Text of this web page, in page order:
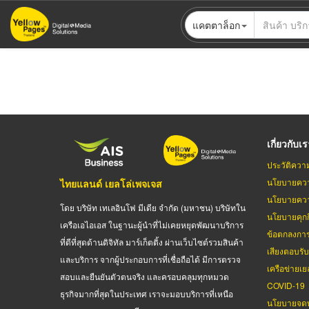
ข้าม
ไป
แคตตาล็อก
ไทยแลนด์ เยลโล่เพจเจส
โดย บริษัท เทเลอินโฟ มีเดีย จำกัด (มหาชน) บริษัทใน
เครือเอไอเอส ในฐานะผู้นำที่ไม่เคยหยุดพัฒนาบริการ
ที่ดีที่สุดด้านดิจิทัล มาร์เก็ตติ้ง ผ่านเว็บไซต์รวมสินค้า
และบริการ จากผู้ประกอบการที่เชื่อถือได้ มีการตรวจ
สอบและยืนยันตัวตนจริง และครอบคลุมทุกหมวด
ธุรกิจมากที่สุดในประเทศ เราจะมอบบริการที่เหนือ
เกี่ยวกับเ
ประวัติควา
นโยบายค
นโยบายคว
นโยบายคุก
ข้อตกลงกา
เสียงตอบ
เครือข่ายเ
COVID-19
นโยบายจด